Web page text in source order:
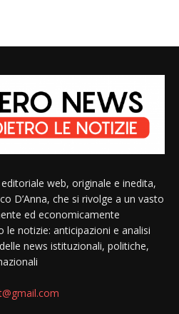
web, originale e inedita,
D’Anna, che si rivolge a un vasto
ed economicamente
le notizie: anticipazioni e analisi
news istituzionali, politiche,